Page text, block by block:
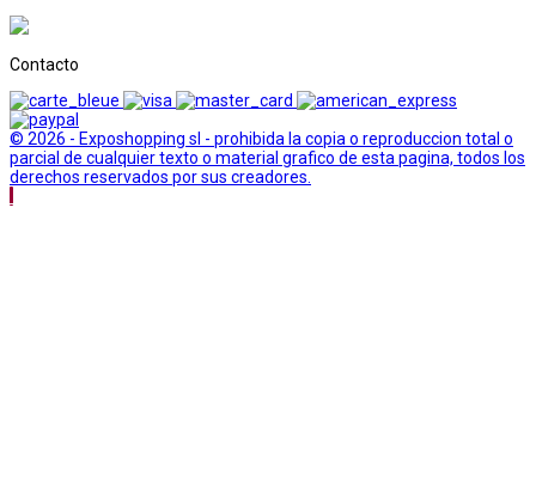
Contacto
© 2026 - Exposhopping sl - prohibida la copia o reproduccion total o
parcial de cualquier texto o material grafico de esta pagina, todos los
derechos reservados por sus creadores.